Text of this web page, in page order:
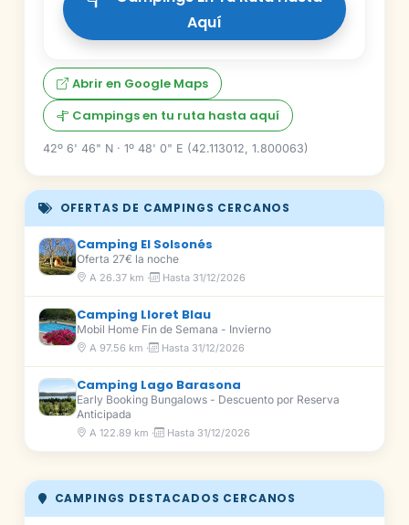
Aquí
Abrir en Google Maps
Campings en tu ruta hasta aquí
42º 6' 46" N · 1º 48' 0" E (42.113012, 1.800063)
OFERTAS DE CAMPINGS CERCANOS
Camping El Solsonés
Oferta 27€ la noche
A 26.37 km · Hasta 31/12/2026
Camping Lloret Blau
Mobil Home Fin de Semana - Invierno
A 97.56 km · Hasta 31/12/2026
Camping Lago Barasona
Early Booking Bungalows - Descuento por Reserva
Anticipada
A 122.89 km · Hasta 31/12/2026
CAMPINGS DESTACADOS CERCANOS